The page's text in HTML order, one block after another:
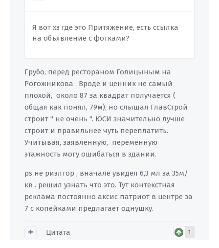
Я вот хз где это Притяжение, есть ссылка
на объявление с фотками?
Грубо, перед рестораном Голицыным на
Рогожникова . Вроде и ценник не самый
плохой, около 87 за квадрат получается (
общая как понял, 79м), но слышал ГлавСтрой
строит " не очень ". ЮСИ значительно лучше
строит и правильнее чуть переплатить.
Учитывая, заявленную, переменную
этажность могу ошибаться в здании.
ps не риэлтор , вначале увидел 6,3 мл за 35м/
кв . решил узнать что это. Тут контекстная
реклама постоянно аксис патриот в центре за
7 с копейками предлагает однушку.
1
Цитата